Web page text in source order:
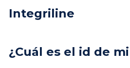
Integriline
¿Cuál es el id de